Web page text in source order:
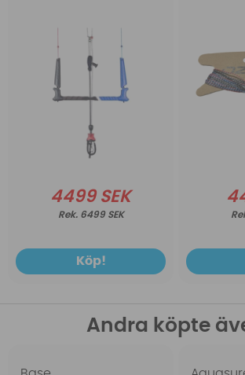
4499 SEK
6499 SEK
Köp!
Andra köpte